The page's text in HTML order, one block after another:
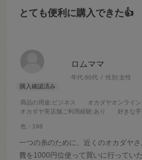
ロムママ
年代:60代 性別:女性
商品の用途:ビジネス オカダヤオンライ
オカダヤ実店舗ご利用経験:あり 好きな手
色：198
とても便利に購入できた👍
一つの糸のために、近くのオカダヤ
費を1000円位使って買いに行ってい